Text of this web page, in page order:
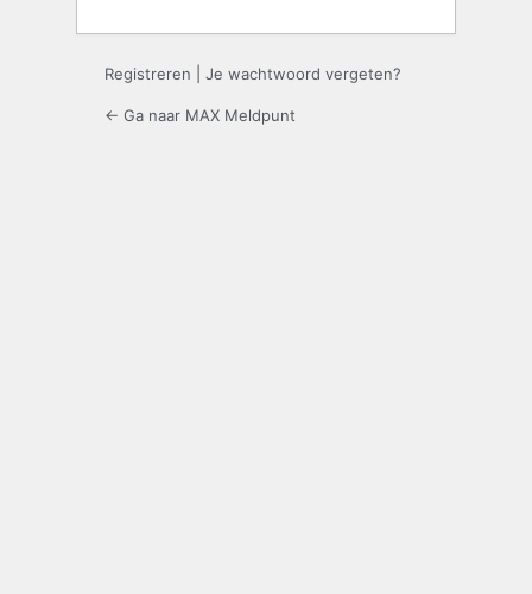
Registreren Je wachtwoord vergeten?
← Ga naar MAX Meldpunt